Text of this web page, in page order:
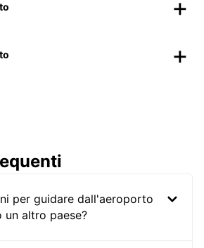
per guidare dall'aeroporto
un altro paese?